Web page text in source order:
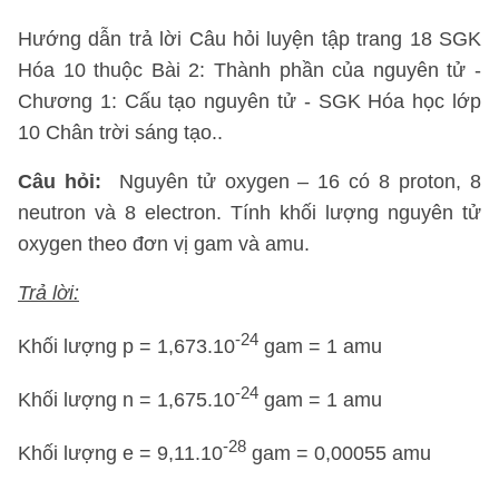
Hướng dẫn trả lời Câu hỏi luyện tập trang 18 SGK
Hóa 10 thuộc Bài 2: Thành phần của nguyên tử -
Chương 1: Cấu tạo nguyên tử - SGK Hóa học lớp
10 Chân trời sáng tạo..
Câu hỏi:
Nguyên tử oxygen – 16 có 8 proton, 8
neutron và 8 electron. Tính khối lượng nguyên tử
oxygen theo đơn vị gam và amu.
Trả lời:
Khối lượng p = 1,673.10-24 gam = 1 amu
Khối lượng n = 1,675.10-24 gam = 1 amu
Khối lượng e = 9,11.10-28 gam = 0,00055 amu